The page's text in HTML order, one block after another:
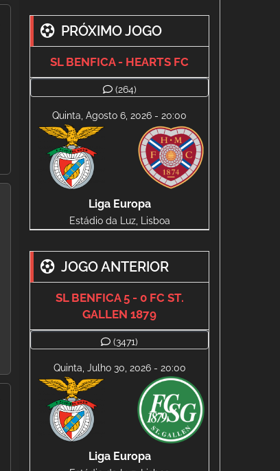
PRÓXIMO JOGO
SL BENFICA - HEARTS FC
(264)
Quinta, Agosto 6, 2026 - 20:00
Liga Europa
Estádio da Luz, Lisboa
JOGO ANTERIOR
SL BENFICA 5 - 0 FC ST.
GALLEN 1879
(3471)
Quinta, Julho 30, 2026 - 20:00
Liga Europa